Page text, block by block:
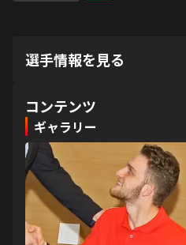
選手情報を見る
コンテンツ
ギャラリー